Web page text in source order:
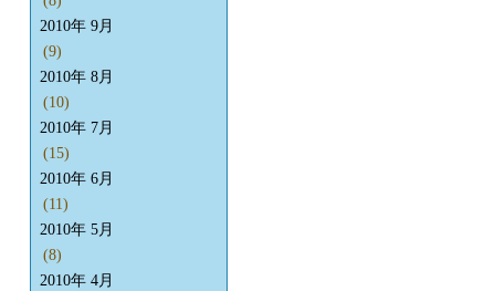
2010年 9月
(9)
2010年 8月
(10)
2010年 7月
(15)
2010年 6月
(11)
2010年 5月
(8)
2010年 4月